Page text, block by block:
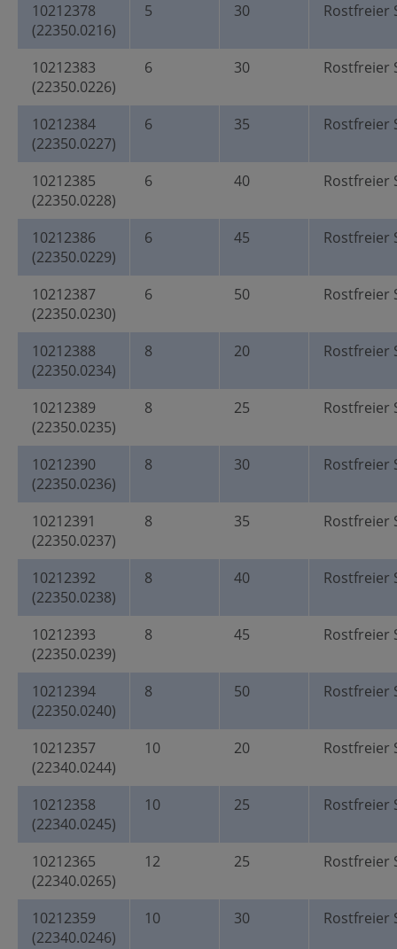
10212378
(22350.0216)
5 30 Rostfreier
10212383
(22350.0226)
6 30 Rostfreier
10212384
(22350.0227)
6 35 Rostfreier
10212385
(22350.0228)
6 40 Rostfreier
10212386
(22350.0229)
6 45 Rostfreier
10212387
(22350.0230)
6 50 Rostfreier
10212388
(22350.0234)
8 20 Rostfreier
10212389
(22350.0235)
8 25 Rostfreier
10212390
(22350.0236)
8 30 Rostfreier
10212391
(22350.0237)
8 35 Rostfreier
10212392
(22350.0238)
8 40 Rostfreier
10212393
(22350.0239)
8 45 Rostfreier
10212394
(22350.0240)
8 50 Rostfreier
10212357
(22340.0244)
10 20 Rostfreier
10212358
(22340.0245)
10 25 Rostfreier
10212365
(22340.0265)
12 25 Rostfreier
10212359
(22340.0246)
10 30 Rostfreier